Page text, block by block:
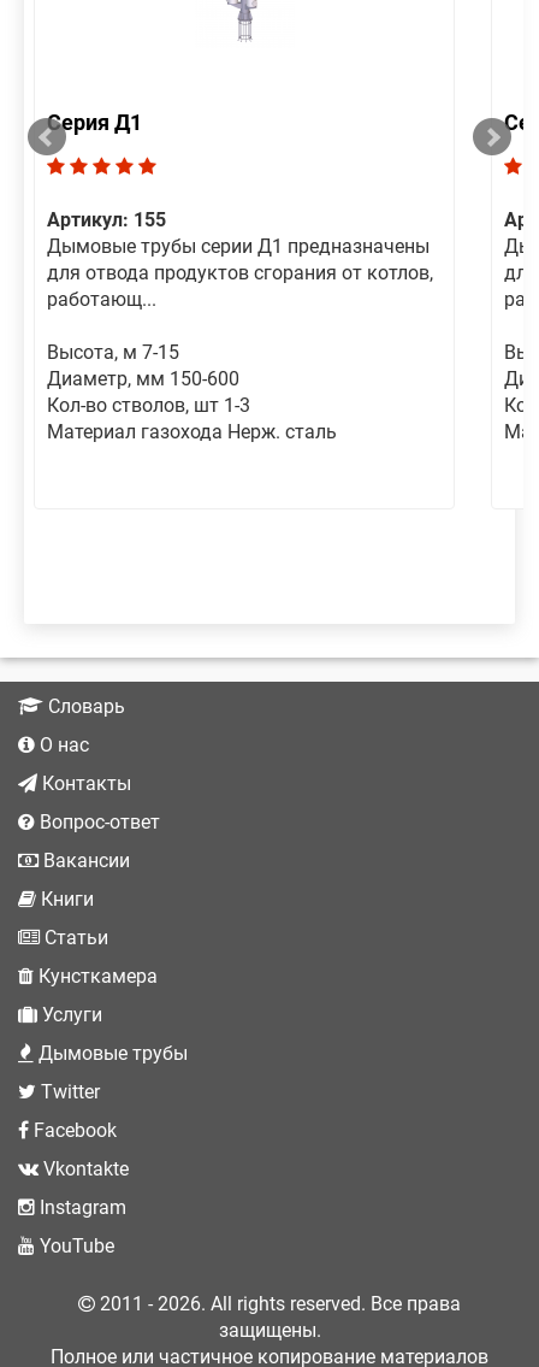
Серия Д1
Артикул: 155
Дымовые трубы серии Д1 предназначены
для отвода продуктов сгорания от котлов,
работающ...
Высота, м 7-15
Диаметр, мм 150-600
Кол-во стволов, шт 1-3
Материал газохода Нерж. сталь
Словарь
О нас
Контакты
Вопрос-ответ
Вакансии
Книги
Статьи
Кунсткамера
Услуги
Дымовые трубы
Twitter
Facebook
Vkontakte
Instagram
YouTube
2011 - 2026. All rights reserved. Все права
защищены.
Полное или частичное копирование материалов